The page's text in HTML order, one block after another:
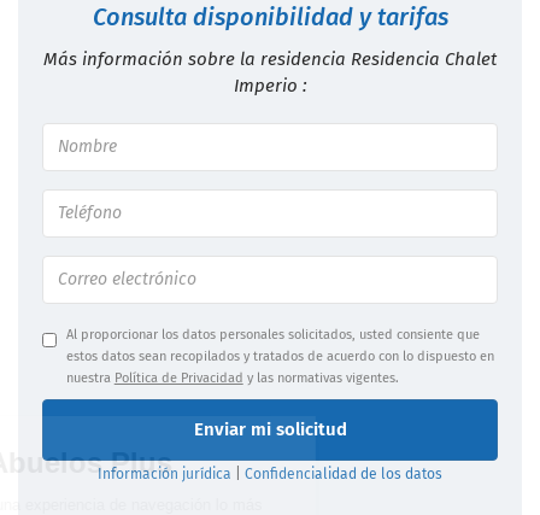
Consulta disponibilidad y tarifas
Más información sobre la residencia Residencia Chalet
Imperio :
Al proporcionar los datos personales solicitados, usted consiente que
estos datos sean recopilados y tratados de acuerdo con lo dispuesto en
nuestra Política de Privacidad y las normativas vigentes.
Enviar mi solicitud
Información jurídica Confidencialidad de los datos